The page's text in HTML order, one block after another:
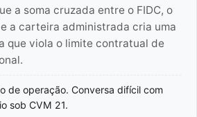
a soma cruzada entre o FIDC, o
a carteira administrada cria uma
que viola o limite contratual de
de operação. Conversa difícil com
sob CVM 21.